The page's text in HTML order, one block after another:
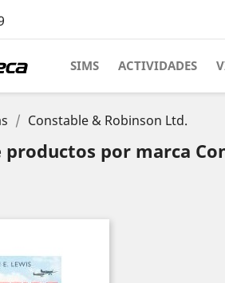
SIMS ACTIVIDADES
Constable & Robinson Ltd.
productos por marca